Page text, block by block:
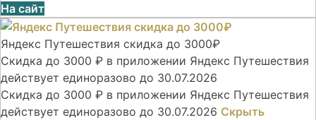
На сайт
Яндекс Путешествия скидка до 3000₽
Скидка до 3000 ₽ в приложении Яндекс Путешествия
действует единоразово до 30.07.2026
Скидка до 3000 ₽ в приложении Яндекс Путешествия
действует единоразово до 30.07.2026 Скрыть